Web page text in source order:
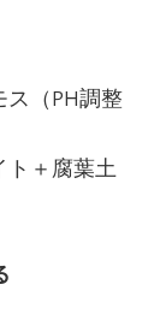
ス（PH調整
ト＋腐葉土